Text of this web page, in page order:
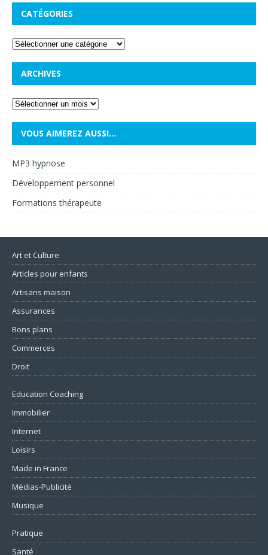
CATÉGORIES
ARCHIVES
VOUS AIMEREZ AUSSI…
MP3 hypnose
Développement personnel
Formations thérapeute
Art et Culture
Articles pour enfants
Artisans maison
Assurances
Bons plans
Commerces
Droit
Education Coaching
Immobilier
Internet
Loisirs
Made in France
Médias-Publicité
Musique
Pratique
Santé